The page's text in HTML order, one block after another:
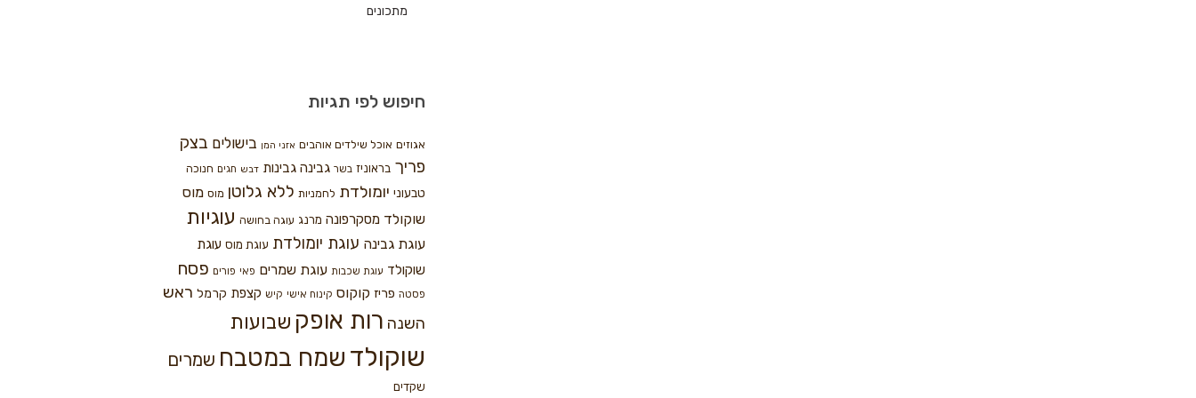
מתכונים
חיפוש לפי תגיות
אגוזים אוכל שילדים אוהבים אזני המן בישולים בצק
פריך בראוניז בשר גבינה גבינות דבש חגים חנוכה
טבעוני יומולדת לחמניות ללא גלוטן מוס מוס
שוקולד מסקרפונה מרנג עוגה בחושה עוגיות
עוגת גבינה עוגת יומולדת עוגת מוס עוגת
שוקולד עוגת שכבות עוגת שמרים פאי פורים פסח
פסטה פריז קוקוס קינוח אישי קיש קצפת קרמל ראש
השנה רות אופק שבועות
שוקולד שמח במטבח שמרים
שקדים